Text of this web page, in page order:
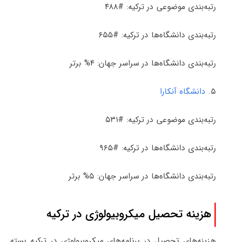
رتبه‌بندی موضوعی در ترکیه: #۴۸۸
رتبه‌بندی دانشگاه‌ها در ترکیه: #۶۵۵
رتبه‌بندی دانشگاه‌ها در سراسر جهان: ۴% برتر
۵. دانشگاه آنکارا
رتبه‌بندی موضوعی در ترکیه: #۵۳۱
رتبه‌بندی دانشگاه‌ها در ترکیه: #۹۶۵
رتبه‌بندی دانشگاه‌ها در سراسر جهان: ۵% برتر
هزینه تحصیل میکروبیولوژی در ترکیه